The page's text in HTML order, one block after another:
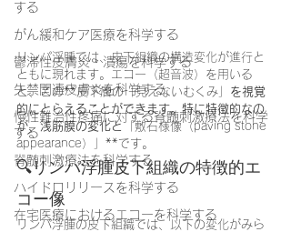
する
がん緩和ケア医療を科学する
鬱滞性皮膚炎・潰瘍を科学する
失禁関連皮膚炎を科学する
慢性難治性疼痛に対する脊髄刺激療法を科学
する
脊髄刺激療法を科学する
ハイドロリリースを科学する
在宅医療におけるエコーを科学する
リンパ浮腫では、皮下組織の構造変化が進行と
ともに現れます。エコー（超音波）を用いる
と、この**皮下層の「見えないむくみ」 を視覚
的にとらえることができます。特に特徴的なの
が、浅筋膜の変化と「敷石様像（paving stone
appearance）」**です。
🔍リンパ浮腫皮下組織の特徴的エ
コー像
リンパ浮腫の皮下組織では、以下の変化がみら